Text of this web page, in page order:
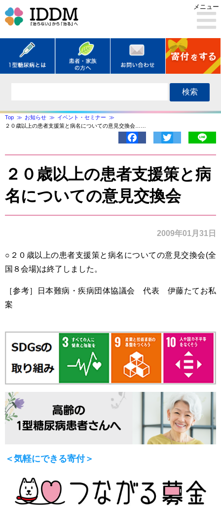
メニュー
検索
Top お知らせ
イベント・セミナー
２０歳以上の患者支援策と病名についての意見交換会……
Facebook
２０歳以上の患者支援策と病
名についての意見交換会
2009年01月31日
○２０歳以上の患者支援策と病名についての意見交換会(全
国８会場)は終了しました。
［参考］日本難病・疾病団体協議会 代表 伊藤たてお私
案
＜気軽にできる寄付＞